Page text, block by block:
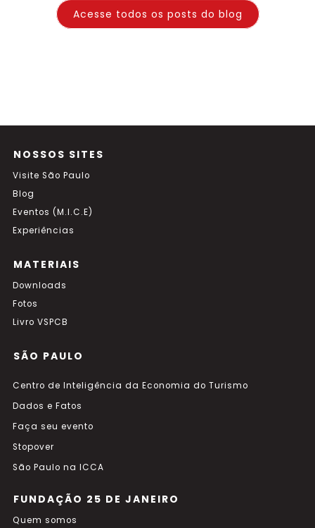
Acesse todos os posts do blog
NOSSOS SITES
Visite São Paulo
Blog
Eventos (M.I.C.E)
Experiências
MATERIAIS
Downloads
Fotos
Livro VSPCB
SÃO PAULO
Centro de Inteligência da Economia do Turismo
Dados e Fatos
Faça seu evento
Stopover
São Paulo na ICCA
FUNDAÇÃO 25 DE JANEIRO
Quem somos